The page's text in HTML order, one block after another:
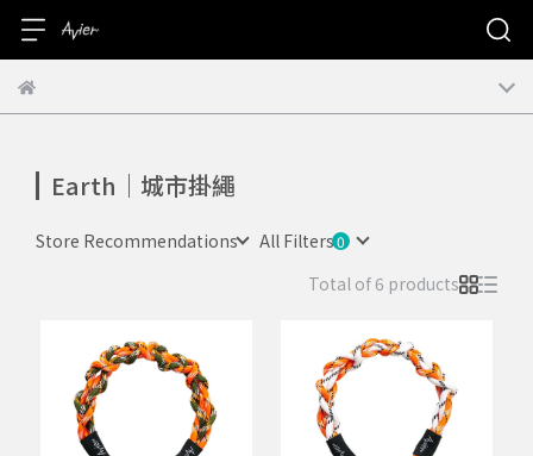
Earth｜城市掛繩
Store Recommendations
All Filters
Total of 6 products